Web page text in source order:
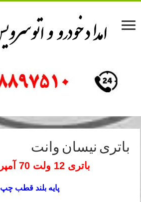
باتری نیسان وانت
باتری 12 ولت 70 آمپر ساعت
پایه بلند قطب چپ